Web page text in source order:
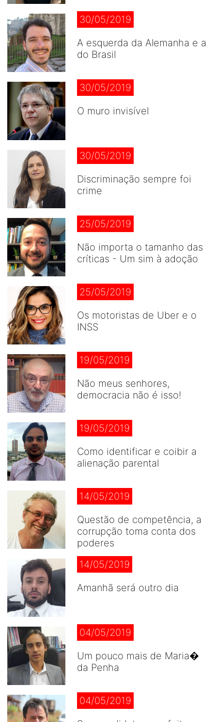
30/05/2019
A esquerda da Alemanha e a
do Brasil
30/05/2019
O muro invisível
30/05/2019
Discriminação sempre foi
crime
25/05/2019
Não importa o tamanho das
críticas - Um sim à adoção
25/05/2019
Os motoristas de Uber e o
INSS
19/05/2019
Não meus senhores,
democracia não é isso!
19/05/2019
Como identificar e coibir a
alienação parental
14/05/2019
Questão de competência, a
corrupção toma conta dos
poderes
14/05/2019
Amanhã será outro dia
04/05/2019
Um pouco mais de Maria�
da Penha
04/05/2019